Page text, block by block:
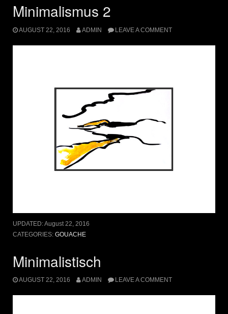
Minimalismus 2
AUGUST 22, 2016 ADMIN LEAVE A COMMENT
UPDATED:August 22, 2016
CATEGORIES: GOUACHE
Minimalistisch
AUGUST 22, 2016 ADMIN LEAVE A COMMENT